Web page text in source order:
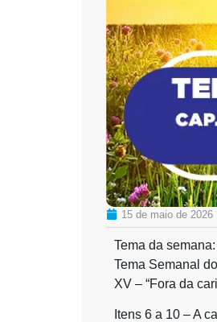
15 de maio de 2026
Tema da semana:
Tema Semanal
XV – “Fora da
Itens 6 a 10 – A